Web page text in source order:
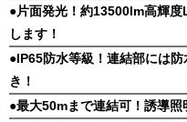
●片面発光！約13500lm高輝
します！
●IP65防水等級！連結部には
き！
●最大50mまで連結可！誘導照